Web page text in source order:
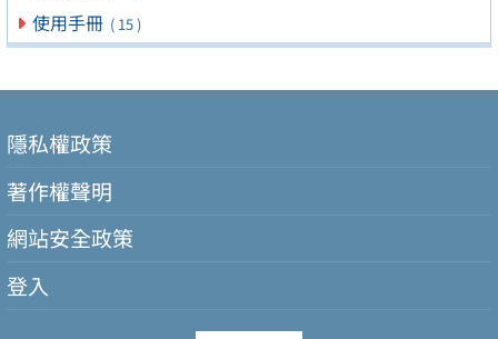
使用手冊 ( 15 )
隱私權政策
著作權聲明
網站安全政策
登入